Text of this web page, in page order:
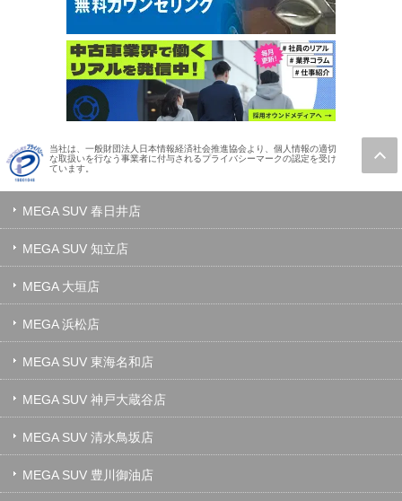
当社は、一般財団法人日本情報経済社会推進協会より、個人情報の適切
な取扱いを行なう事業者に付与されるプライバシーマークの認定を受け
ています。
MEGA SUV 春日井店
MEGA SUV 知立店
MEGA 大垣店
MEGA 浜松店
MEGA SUV 東海名和店
MEGA SUV 神戸大蔵谷店
MEGA SUV 清水鳥坂店
MEGA SUV 豊川御油店